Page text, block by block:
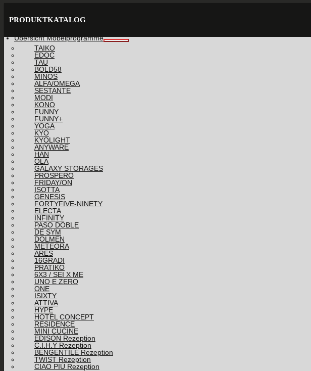
PRODUKTKATALOG
Übersicht Möbelprogramme
TAIKO
EDOC
TAU
BOLD58
MINOS
ALFA/OMEGA
SESTANTE
MODI
KONO
FUNNY
FUNNY+
YOGA
KYO
KYOLIGHT
ANYWARE
HAN
OLA
GALAXY STORAGES
PROSPERO
FRIDAY/ON
ISOTTA
GENESIS
FORTYFIVE-NINETY
ELECTA
INFINITY
PASO DOBLE
DE SYM
DOLMEN
METEORA
ARES
16GRADI
PRATIKO
6X3 / SEI X ME
UNO E ZERO
ONE
ISIXTY
ATTIVA
HYPE
HOTEL CONCEPT
RESIDENCE
MINI CUCINE
EDISON Rezeption
C.I.H.Y Rezeption
BENGENTILE Rezeption
TWIST Rezeption
CIAO PIÙ Rezeption